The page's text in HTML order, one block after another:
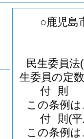
○鹿児島
民生委員法
生委員の定
付 則
この条例
付 則 (
この条例